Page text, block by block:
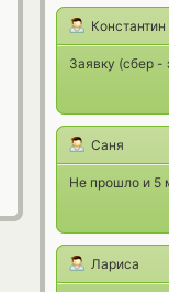
Константин
Заявку (сбер -
Саня
Не прошло и 5
Лариса